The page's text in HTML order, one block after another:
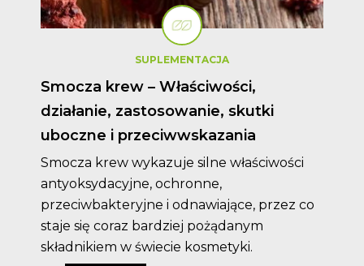
SUPLEMENTACJA
Smocza krew – Właściwości,
działanie, zastosowanie, skutki
uboczne i przeciwwskazania
Smocza krew wykazuje silne właściwości
antyoksydacyjne, ochronne,
przeciwbakteryjne i odnawiające, przez co
staje się coraz bardziej pożądanym
składnikiem w świecie kosmetyki.